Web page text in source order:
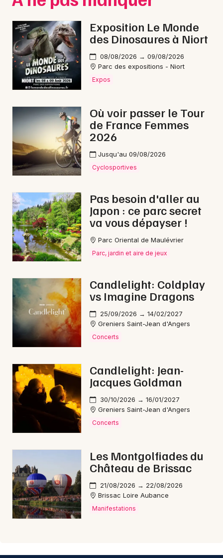
Magazine à Angers
49 - Maine-et-Loire
Choisir mes départements
Mon email
Exposition Le Monde
des Dinosaures à Niort
08/08/2026 → 09/08/2026
Parc des expositions - Niort
Expos
Où voir passer le Tour
de France Femmes
2026
Jusqu'au 09/08/2026
Cyclosportives
Pas besoin d'aller au
Japon : ce parc secret
va vous dépayser !
Parc Oriental de Maulévrier
Parc, jardin et aire de jeux
Candlelight: Coldplay
vs Imagine Dragons
25/09/2026 → 14/02/2027
Greniers Saint-Jean d'Angers
Concerts
Candlelight: Jean-
Jacques Goldman
30/10/2026 → 16/01/2027
Greniers Saint-Jean d'Angers
Concerts
Les Montgolfiades du
Château de Brissac
21/08/2026 → 22/08/2026
Brissac Loire Aubance
Manifestations